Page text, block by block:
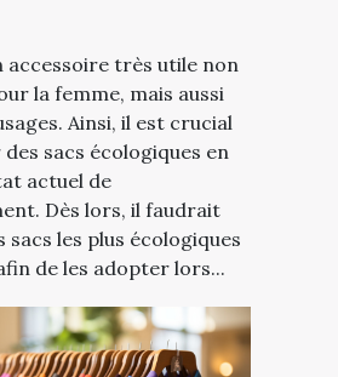
accessoire très utile non
la femme, mais aussi
Ainsi, il est crucial
sacs écologiques en
actuel de
Dès lors, il faudrait
les plus écologiques
de les adopter lors...